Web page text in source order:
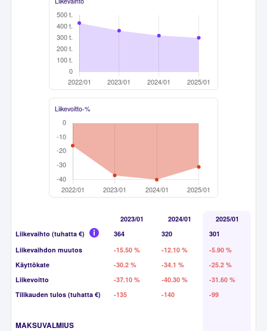
Liikevoitto-%
2023/01 2024/01
2025/01
Liikevaihto (tuhatta €)
364 320
301
Liikevaihdon muutos
-15.50 % -12.10 %
-5.90 %
Käyttökate
-30.2 % -34.1 %
-25.2 %
Liikevoitto
-37.10 % -40.30 %
-31.60 %
Tilikauden tulos (tuhatta €)
-135 -140 -99
MAKSUVALMIUS